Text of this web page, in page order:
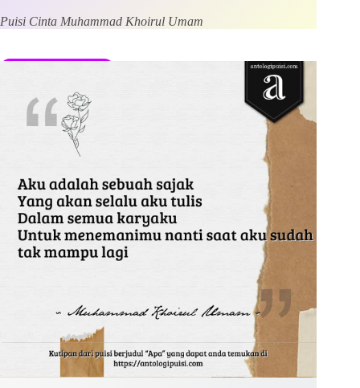
next time I comment.
Puisi Cinta Muhammad Khoirul Umam